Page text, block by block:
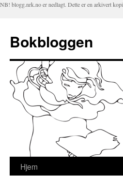
NB! blogg.nrk.no er nedlagt. Dette er en arkivert kopi
Bokbloggen
Hopp
Hjem